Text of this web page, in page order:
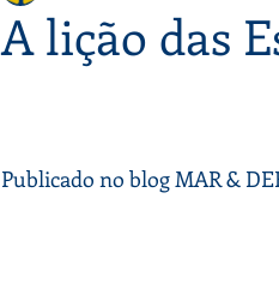
A lição das
Publicado no blog MAR &